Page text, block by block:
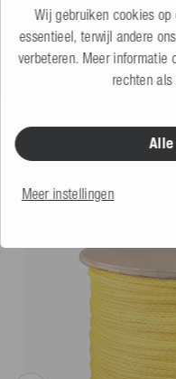
Wij gebruiken cookies op
essentieel, terwijl andere
verbeteren. Meer informatie
rechten
Meer instellingen